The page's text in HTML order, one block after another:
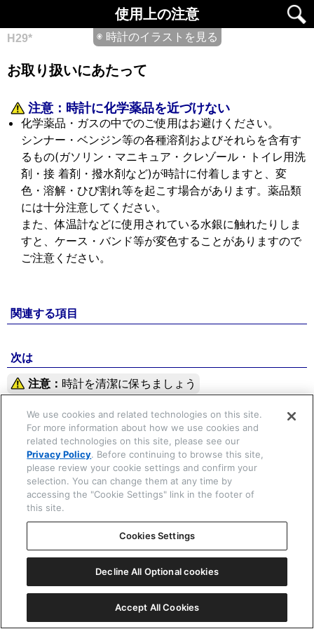
使用上の注意
◉ 時計のイラストを見る
H29*
お取り扱いにあたって
注意： 時計に化学薬品を近づけない
化学薬品・ガスの中でのご使用はお避けください。
シンナー・ベンジン等の各種溶剤およびそれらを含有す
るもの(ガソリン・マニキュア・クレゾール・トイレ用洗
剤・接 着剤・撥水剤など)が時計に付着しますと、変
色・溶解・ひび割れ等を起こす場合があります。薬品類
には十分注意してください。
また、体温計などに使用されている水銀に触れたりしま
すと、ケース・バンド等が変色することがありますので
ご注意ください。
関連する項目
次は
注意： 時計を清潔に保ちましょう
絵表示の説明
Copyright © 2026 CITIZEN WATCH Co. Ltd. All rights reserved.
We use cookies and related technologies on this site.
For more information about how we use cookies and
related technologies on this site, please see our
Privacy Policy. Before continuing to browse this site,
please review your cookie settings and confirm your
selection. You can change them at any time by
accessing the "Cookie Settings" link in the footer of
this site.
Cookies Settings
Decline All Optional cookies
Accept All Cookies